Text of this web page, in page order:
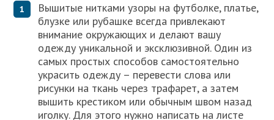
Вышитые нитками узоры на футболке, платье,
блузке или рубашке всегда привлекают
внимание окружающих и делают вашу
одежду уникальной и эксклюзивной. Один из
самых простых способов самостоятельно
украсить одежду – перевести слова или
рисунки на ткань через трафарет, а затем
вышить крестиком или обычным швом назад
иголку. Для этого нужно написать на листе